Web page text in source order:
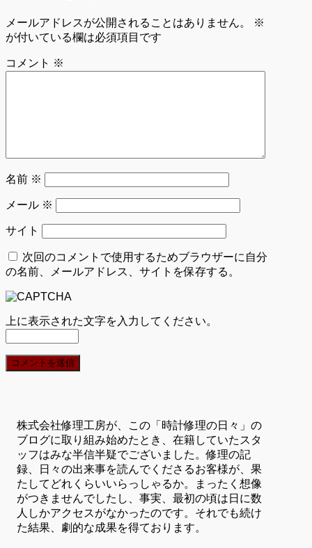
メールアドレスが公開されることはありません。
※
が付いている欄は必須項目です
コメント ※
名前 ※
メール ※
サイト
次回のコメントで使用するためブラウザーに自分
の名前、メールアドレス、サイトを保存する。
上に表示された文字を入力してください。
株式会社修理工房が、この「時計修理の日々」の
ブログに取り組み始めたとき、在籍していたスタ
ッフはみな半信半疑でございました。修理の記
録、日々の出来事を読んでくださるお客様が、果
たしてどれくらいいらっしゃるか。まったく想像
がつきませんでしたし、事実、最初の頃は日に数
人しかアクセスがなかったのです。それでも続け
た結果、劇的な成果を得ております。